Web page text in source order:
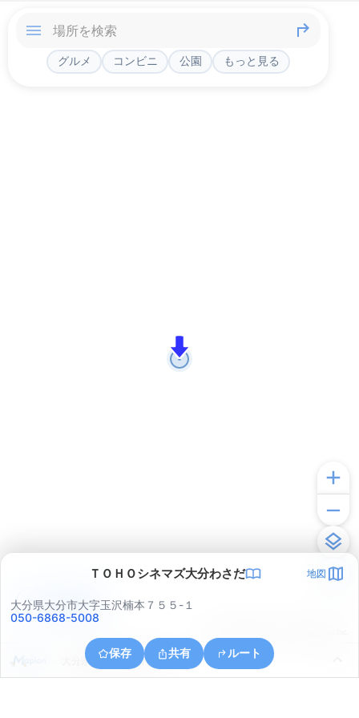
グルメ コンビニ 公園 もっと見る
ＴＯＨＯシネマズ大分わさだ 地図
大分県大分市大字玉沢楠本７５５-１
050-6868-5008
保存 共有 ルート
大分県大分市大字下宗方
アプリで見る